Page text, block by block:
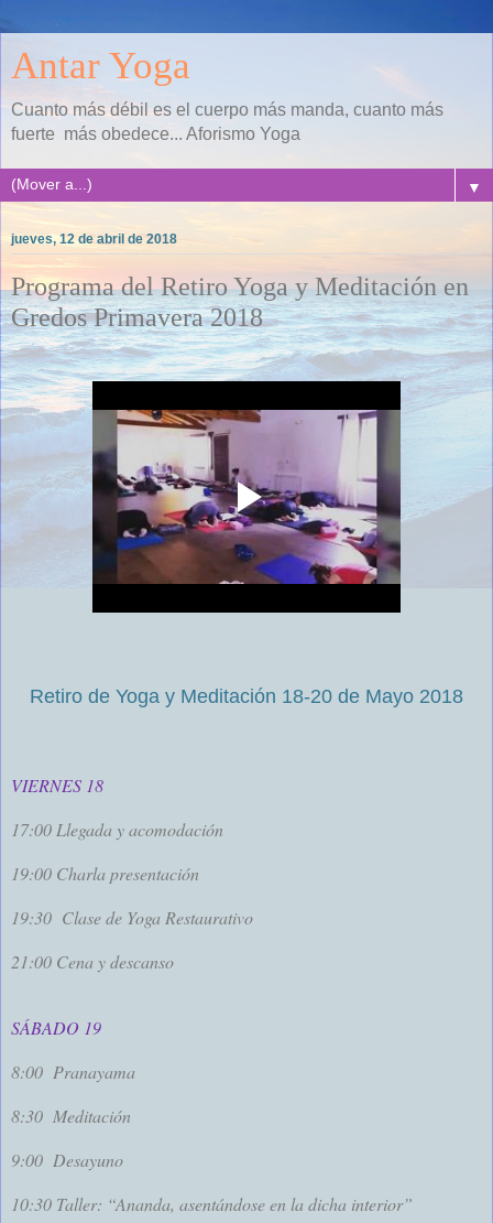
Antar Yoga
Cuanto más débil es el cuerpo más manda, cuanto más
fuerte más obedece... Aforismo Yoga
▼
jueves, 12 de abril de 2018
Programa del Retiro Yoga y Meditación en
Gredos Primavera 2018
Retiro de Yoga y Meditación 18-20 de Mayo 2018
VIERNES 18
17:00 Llegada y acomodación
19:00 Charla presentación
19:30 Clase de Yoga Restaurativo
21:00 Cena y descanso
SÁBADO 19
8:00 Pranayama
8:30 Meditación
9:00 Desayuno
10:30 Taller: “Ananda, asentándose en la dicha interior”